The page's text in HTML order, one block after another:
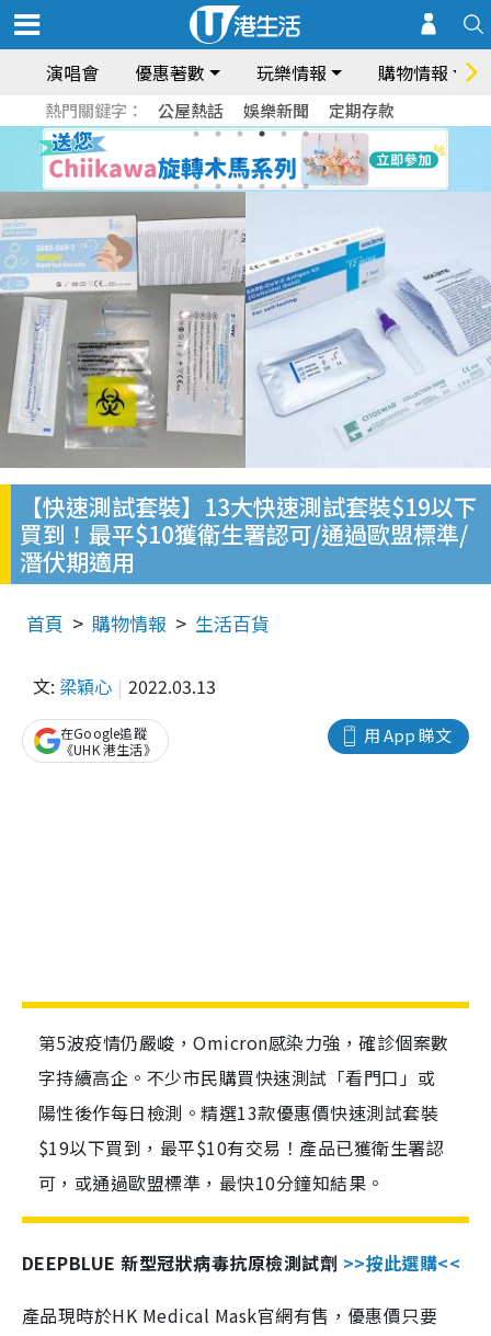
演唱會 優惠著數 玩樂情報 購物情報
熱門關鍵字： 公屋熱話 娛樂新聞 定期存款
【快速測試套裝】13大快速測試套裝$19以下
買到！最平$10獲衛生署認可/通過歐盟標準/
潛伏期適用
首頁 購物情報 生活百貨
文: 梁穎心 2022.03.13
用 App 睇文
在Google追蹤
《UHK 港生活》
第5波疫情仍嚴峻，Omicron感染力強，確診個案數
字持續高企。不少市民購買快速測試「看門口」或
陽性後作每日檢測。精選13款優惠價快速測試套裝
$19以下買到，最平$10有交易！產品已獲衛生署認
可，或通過歐盟標準，最快10分鐘知結果。
DEEPBLUE 新型冠狀病毒抗原檢測試劑 >>按此選購<<
產品現時於HK Medical Mask官網有售，優惠價只要